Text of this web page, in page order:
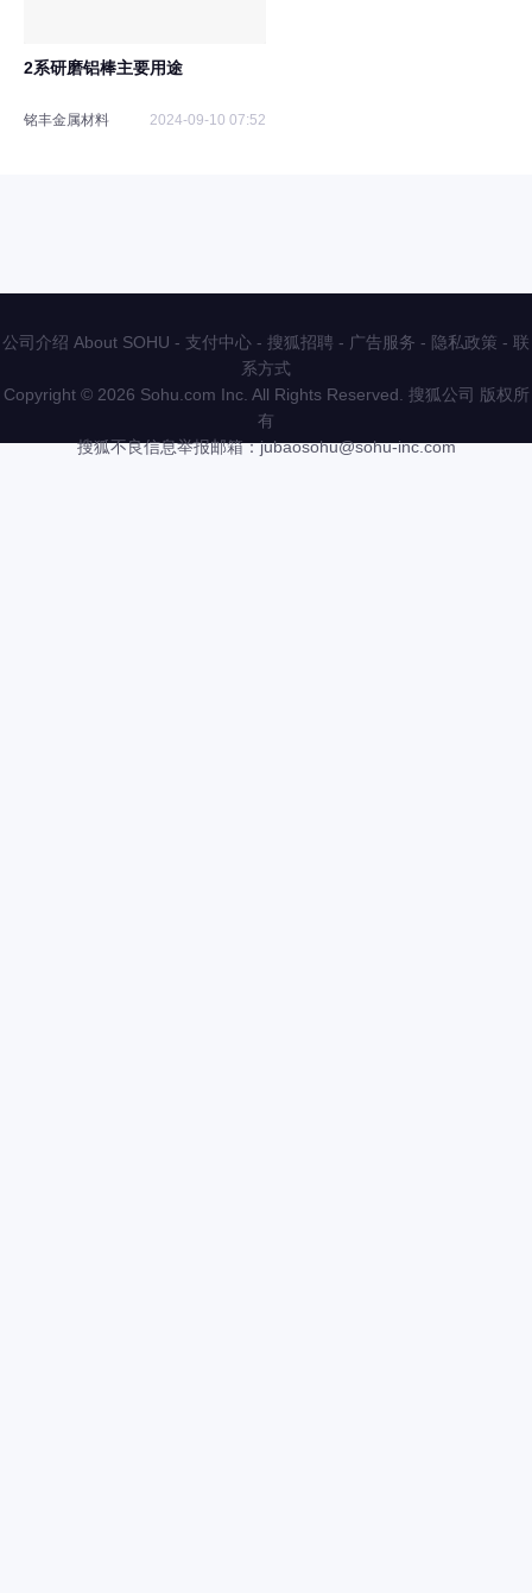
2系研磨铝棒主要用途
铭丰金属材料 2024-09-10 07:52
公司介绍 About SOHU - 支付中心 - 搜狐招聘 - 广告服务 - 隐私政策 - 联
系方式
Copyright © 2026 Sohu.com Inc. All Rights Reserved. 搜狐公司 版权所
有
搜狐不良信息举报邮箱：jubaosohu@sohu-inc.com